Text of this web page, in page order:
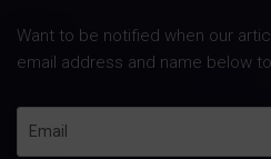
Want to be notified when our
email address and name below